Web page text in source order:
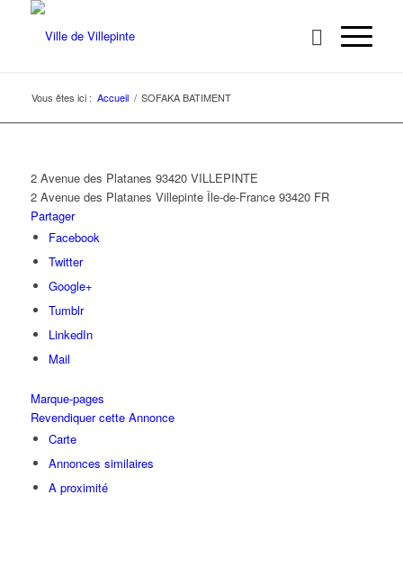
Vous êtes ici : Accueil / SOFAKA BATIMENT
2 Avenue des Platanes 93420 VILLEPINTE
2 Avenue des Platanes Villepinte Île-de-France 93420 FR
Partager
Facebook
Twitter
Google+
Tumblr
LinkedIn
Mail
Marque-pages
Revendiquer cette Annonce
Carte
Annonces similaires
A proximité